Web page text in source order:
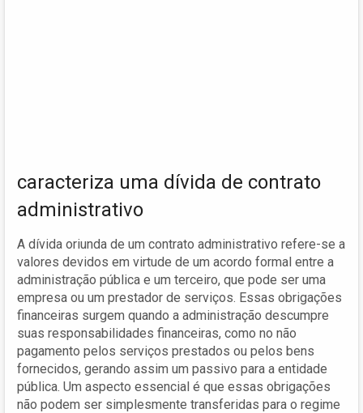
caracteriza uma dívida de contrato
administrativo
A dívida oriunda de um contrato administrativo refere-se a
valores devidos em virtude de um acordo formal entre a
administração pública e um terceiro, que pode ser uma
empresa ou um prestador de serviços. Essas obrigações
financeiras surgem quando a administração descumpre
suas responsabilidades financeiras, como no não
pagamento pelos serviços prestados ou pelos bens
fornecidos, gerando assim um passivo para a entidade
pública. Um aspecto essencial é que essas obrigações
não podem ser simplesmente transferidas para o regime